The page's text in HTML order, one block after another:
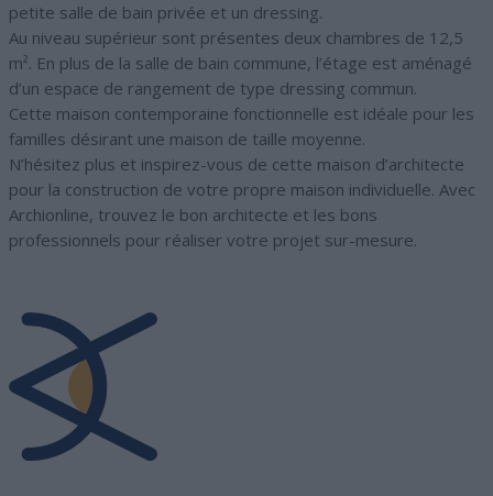
petite salle de bain privée et un dressing.
Au niveau supérieur sont présentes deux chambres de 12,5
m². En plus de la salle de bain commune, l’étage est aménagé
d’un espace de rangement de type dressing commun.
Cette maison contemporaine fonctionnelle est idéale pour les
familles désirant une maison de taille moyenne.
N’hésitez plus et inspirez-vous de cette maison d’architecte
pour la construction de votre propre maison individuelle. Avec
Archionline, trouvez le bon architecte et les bons
professionnels pour réaliser votre projet sur-mesure.